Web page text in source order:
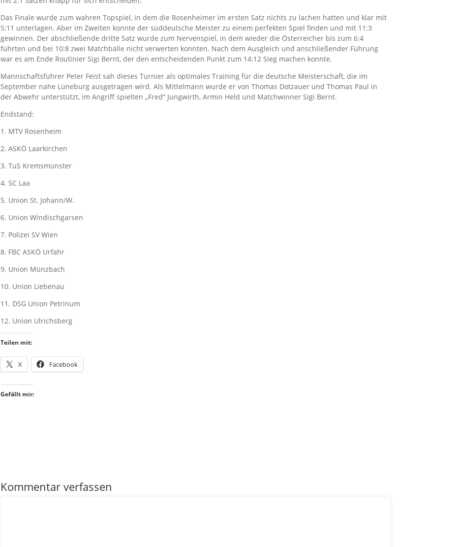
Das Finale wurde zum wahren Topspiel, in dem die Rosenheimer im ersten Satz nichts zu lachen hatten und klar mit
5:11 unterlagen. Aber im Zweiten konnte der süddeutsche Meister zu einem perfekten Spiel finden und mit 11:3
gewinnen. Der abschließende dritte Satz wurde zum Nervenspiel, in dem wieder die Österreicher bis zum 6:4
führten und bei 10:8 zwei Matchbälle nicht verwerten konnten. Nach dem Ausgleich und anschließender Führung
war es am Ende Routinier Sigi Bernt, der den entscheidenden Punkt zum 14:12 Sieg machen konnte.
Mannschaftsführer Peter Feist sah dieses Turnier als optimales Training für die deutsche Meisterschaft, die im
September nahe Lüneburg ausgetragen wird. Als Mittelmann wurde er von Thomas Dotzauer und Thomas Paul in
der Abwehr unterstützt, im Angriff spielten „Fred“ Jungwirth, Armin Held und Matchwinner Sigi Bernt.
Endstand:
1. MTV Rosenheim
2. ASKÖ Laarkirchen
3. TuS Kremsmünster
4. SC Laa
5. Union St. Johann/W.
6. Union Windischgarsen
7. Polizei SV Wien
8. FBC ASKÖ Urfahr
9. Union Münzbach
10. Union Liebenau
11. DSG Union Petrinum
12. Union Ulrichsberg
Teilen mit:
X Facebook
Gefällt mir:
Kommentar verfassen